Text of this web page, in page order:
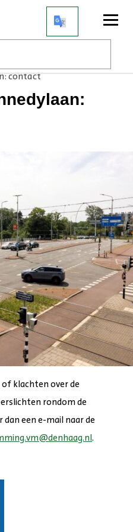
Open
vervangen
contact
klachten over de
rondom de
dan een e-mail naar de
.